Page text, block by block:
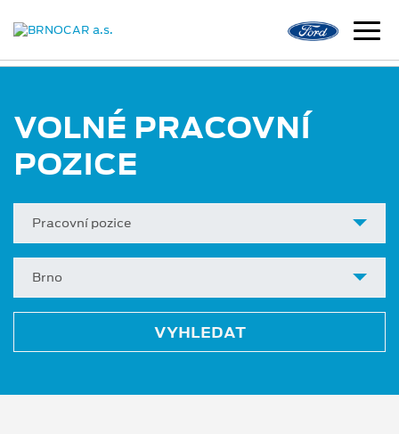
VOLNÉ PRACOVNÍ
POZICE
Pracovní pozice
Brno
VYHLEDAT